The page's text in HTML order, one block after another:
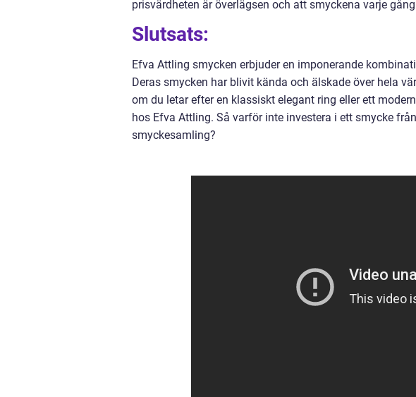
prisvärdheten är överlägsen och att smyckena varje
Slutsats:
Efva Attling smycken erbjuder en imponerande
Deras smycken har blivit kända och älskade över hela
om du letar efter en klassiskt elegant ring eller ett
hos Efva Attling. Så varför inte investera i ett smycke
smyckesamling?